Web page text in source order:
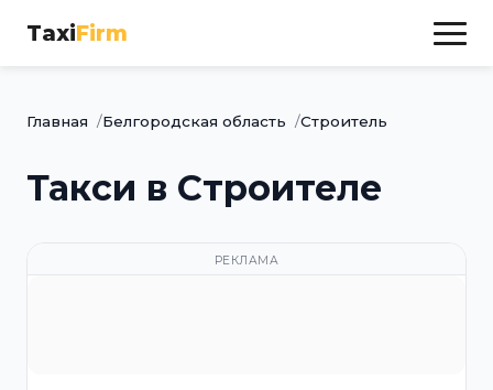
TaxiFirm
Главная Белгородская область Строитель
Такси в Строителе
РЕКЛАМА